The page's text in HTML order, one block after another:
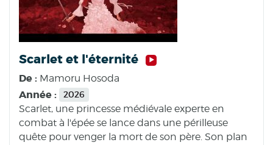
Scarlet et l'éternité
De : Mamoru Hosoda
Année : 2026
Scarlet, une princesse médiévale experte en
combat à l'épée se lance dans une périlleuse
quête pour venger la mort de son père. Son plan